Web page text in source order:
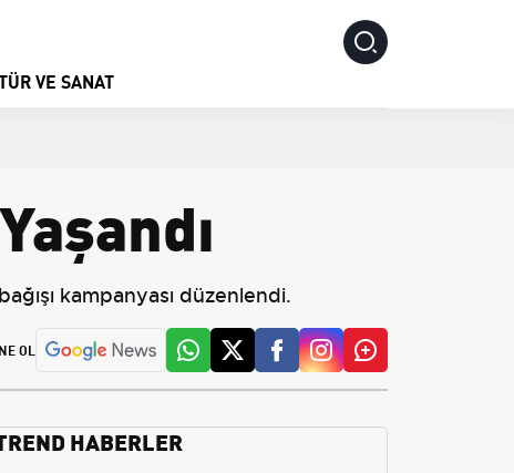
VE SANAT
kampanyası düzenlendi.
OL
HABERLER